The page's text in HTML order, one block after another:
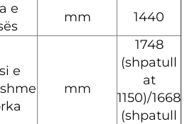
e
mm 1440
e
mm
1748
(shpatull
at
1150)/1668
(shpatull